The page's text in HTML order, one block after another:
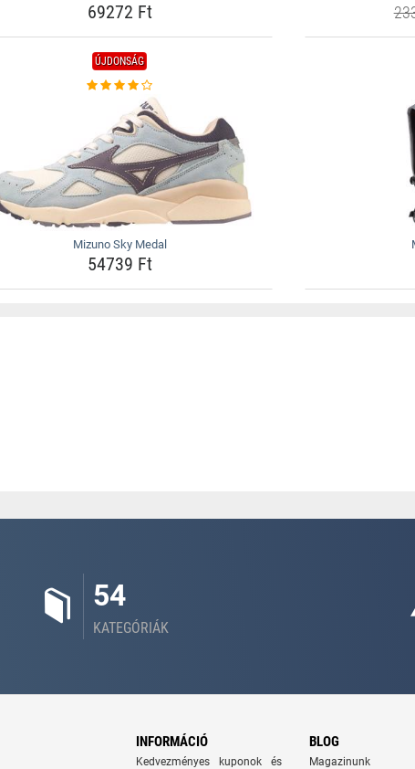
69272 Ft
ÚJDONSÁG
Mizuno Sky Medal
54739 Ft
54
KATEGÓRIÁK
INFORMÁCIÓ
Kedvezményes kuponok és
BLOG
Magazinunk